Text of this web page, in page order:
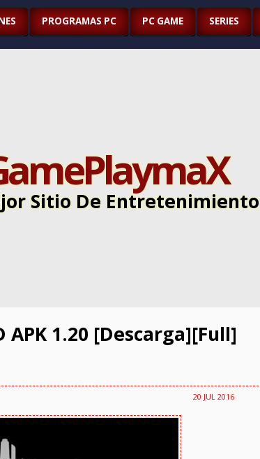
PROGRAMAS PC PC GAME SERIES
Sitio De Entretenimiento
APK 1.20 [Descarga][Full]
20 JUL 2016